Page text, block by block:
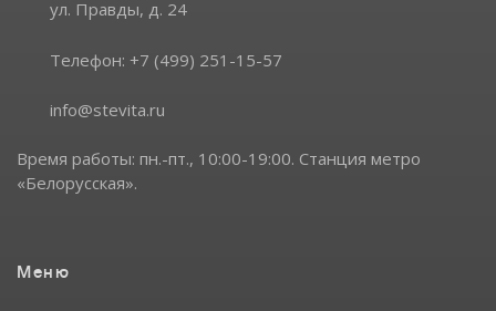
ул. Правды, д. 24
Телефон: +7 (499) 251-15-57
info@stevita.ru
Время работы: пн.-пт., 10:00-19:00. Станция метро
«Белорусская».
Меню